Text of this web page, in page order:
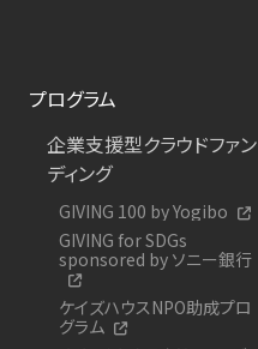
プログラム
企業支援型クラウドファン
ディング
GIVING 100 by Yogibo
GIVING for SDGs
sponsored by ソニー銀行
ケイズハウスNPO助成プロ
グラム